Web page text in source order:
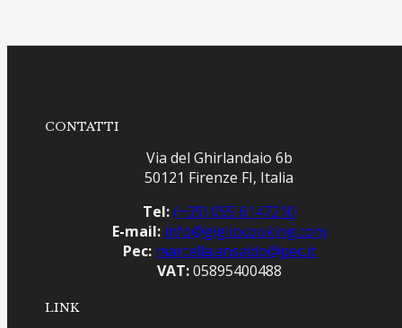
CONTATTI
Via del Ghirlandaio 6b
50121 Firenze FI, Italia
Tel:(+39) 055 6147210
E-mail: info@gigliocooking.com
Pec: marcella.ansaldo@pec.it
VAT:05895400488
LINK